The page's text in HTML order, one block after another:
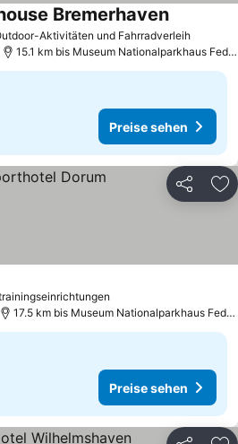
Aktivitäten und FahrradverleihPreise
BremerhavenPreise
15.1 km bis Museum Nationalparkhaus
Preise sehen
Teilen
17.5 km bis Museum Nationalparkhaus
Preise sehen